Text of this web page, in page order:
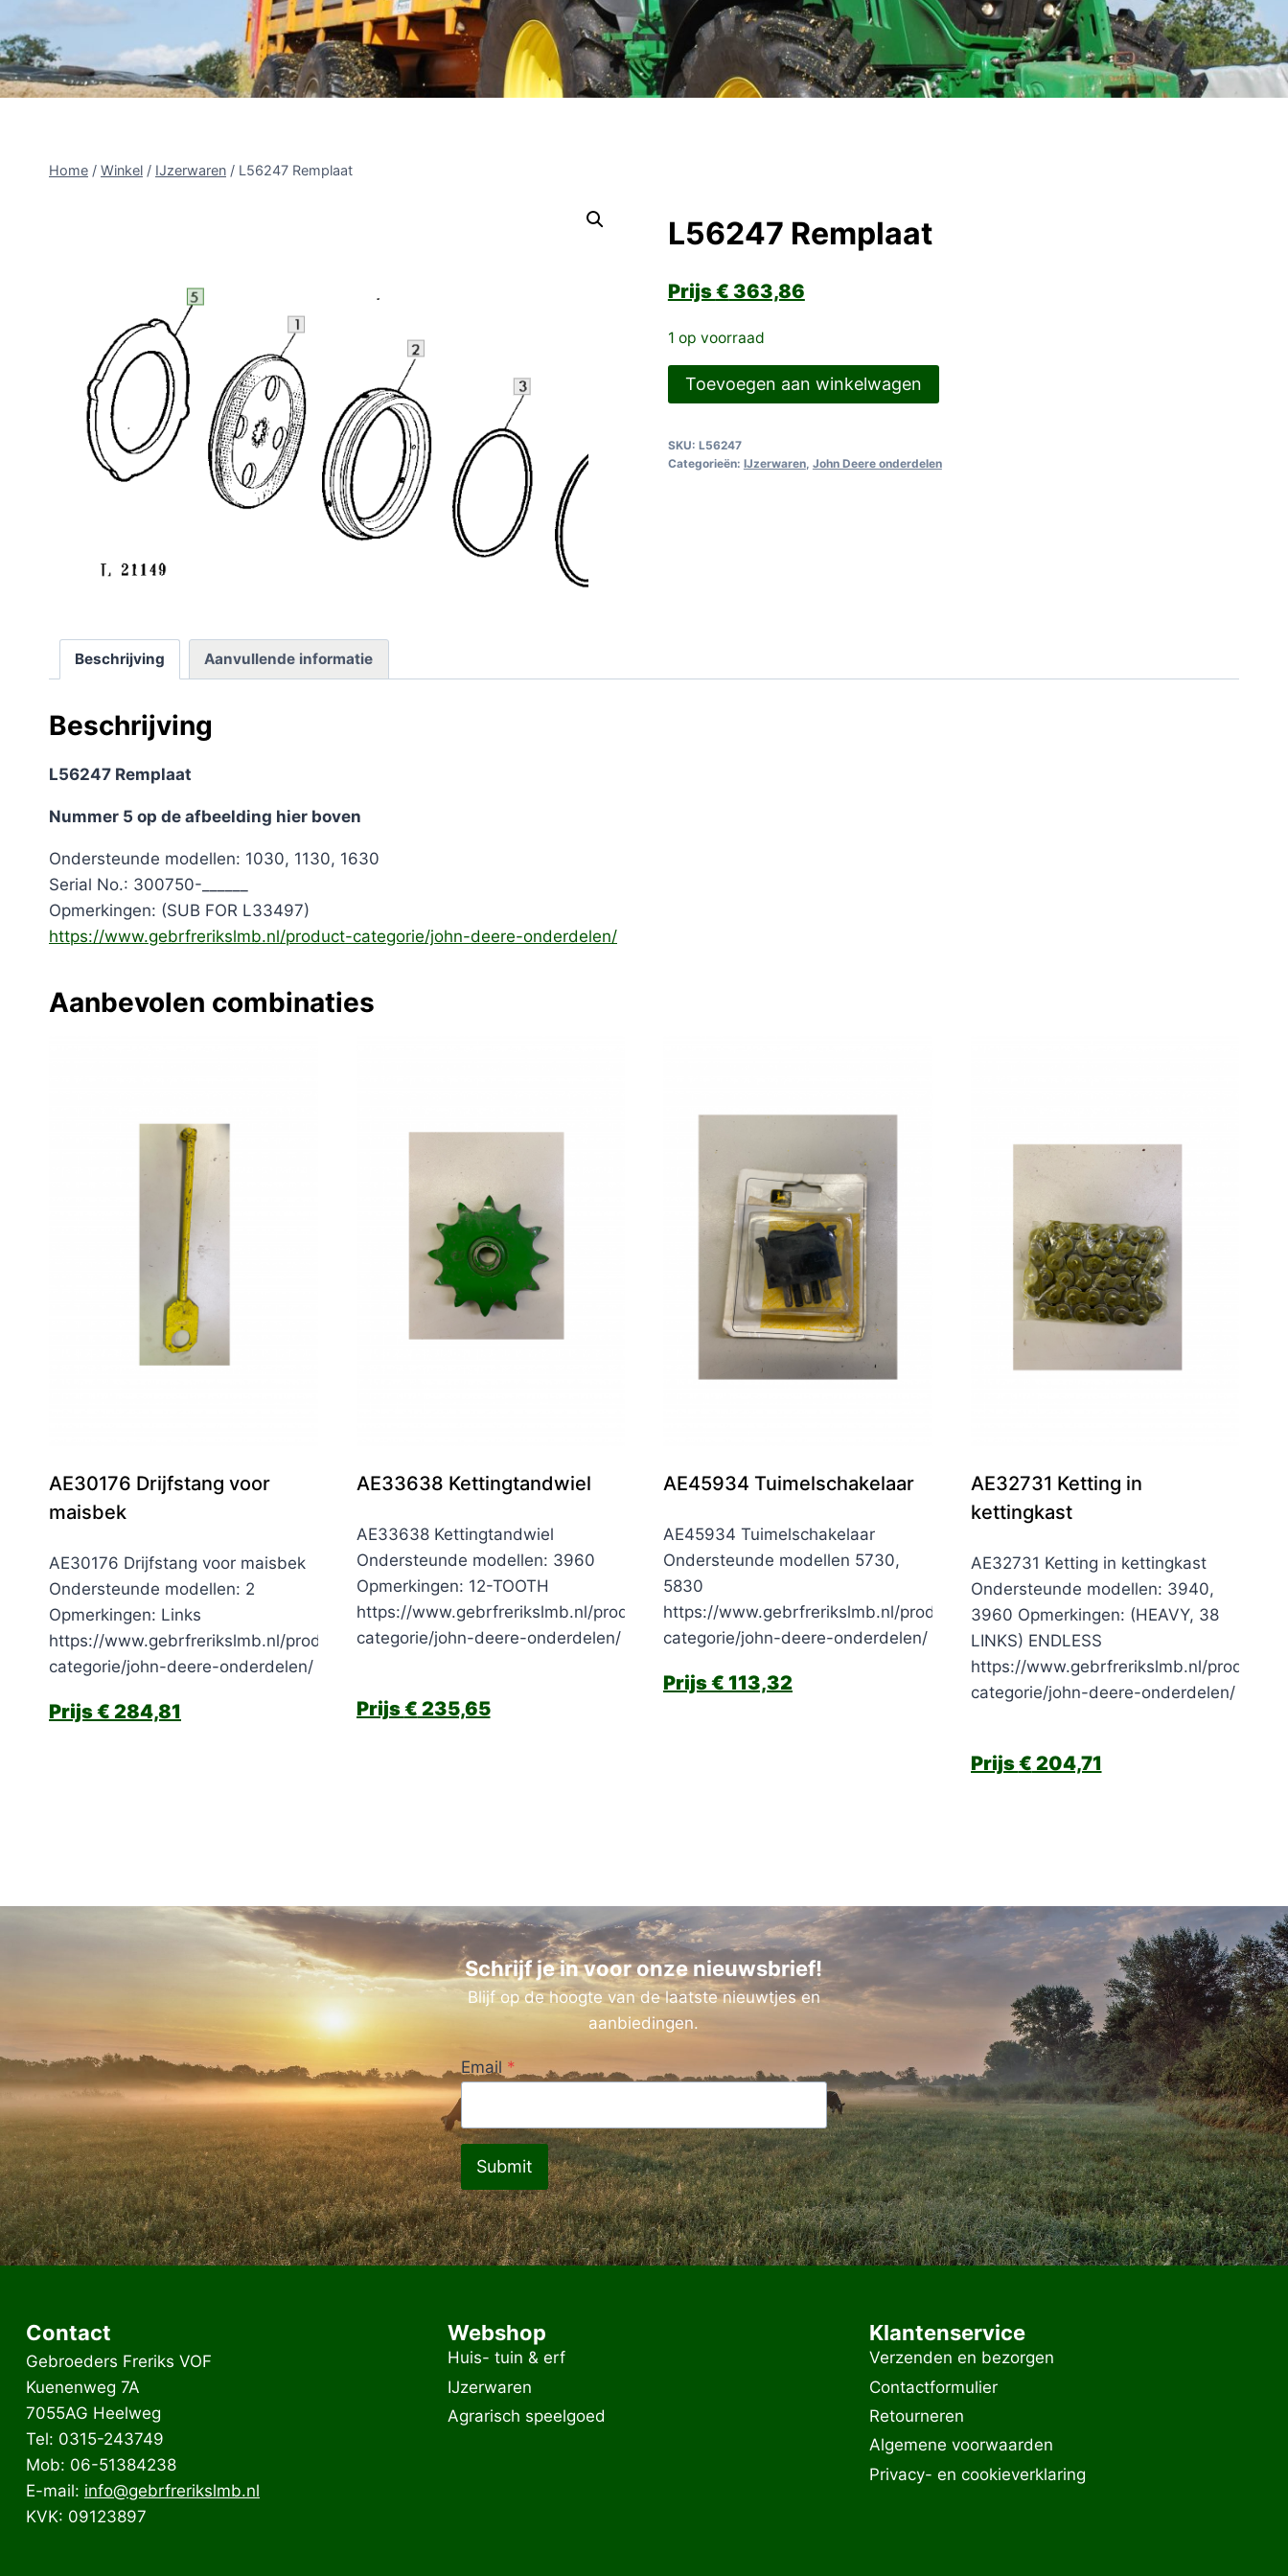
Home / Winkel / IJzerwaren / L56247 Remplaat
L56247 Remplaat
€ 363,86
1 op voorraad
L56247
Remplaat
Toevoegen aan winkelwagen
SKU: L56247
Categorieën: IJzerwaren, John Deere onderdelen
Beschrijving Aanvullende informatie
Beschrijving
L56247 Remplaat
Nummer 5 op de afbeelding hier boven
Ondersteunde modellen: 1030, 1130, 1630
Serial No.: 300750-______
Opmerkingen: (SUB FOR L33497)
https://www.gebrfrerikslmb.nl/product-categorie/john-deere-onderdelen/
Aanbevolen combinaties
AE30176 Drijfstang voor
maisbek
AE30176 Drijfstang voor maisbek
Ondersteunde modellen: 2
Opmerkingen: Links
https://www.gebrfrerikslmb.nl/product-
categorie/john-deere-onderdelen/
€ 284,81
AE33638 Kettingtandwiel
AE33638 Kettingtandwiel
Ondersteunde modellen: 3960
Opmerkingen: 12-TOOTH
https://www.gebrfrerikslmb.nl/product-
categorie/john-deere-onderdelen/
€ 235,65
AE45934 Tuimelschakelaar
AE45934 Tuimelschakelaar
Ondersteunde modellen 5730,
5830
https://www.gebrfrerikslmb.nl/product-
categorie/john-deere-onderdelen/
€ 113,32
AE32731 Ketting in
kettingkast
AE32731 Ketting in kettingkast
Ondersteunde modellen: 3940,
3960 Opmerkingen: (HEAVY, 38
LINKS) ENDLESS
https://www.gebrfrerikslmb.nl/product-
categorie/john-deere-onderdelen/
€ 204,71
Schrijf je in voor onze nieuwsbrief!
Blijf op de hoogte van de laatste nieuwtjes en
aanbiedingen.
Email *
Submit
Contact
Gebroeders Freriks VOF
Kuenenweg 7A
7055AG Heelweg
Tel: 0315-243749
Mob: 06-51384238
E-mail: info@gebrfrerikslmb.nl
KVK: 09123897
Webshop
Huis- tuin & erf
IJzerwaren
Agrarisch speelgoed
Klantenservice
Verzenden en bezorgen
Contactformulier
Retourneren
Algemene voorwaarden
Privacy- en cookieverklaring